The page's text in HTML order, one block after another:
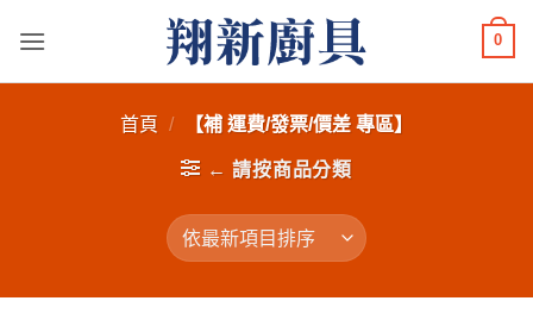
0
首頁 / 【補 運費/發票/價差 專區】
← 請按商品分類